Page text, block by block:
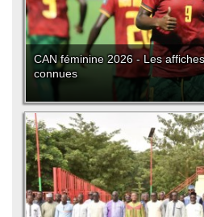
CAN féminine 2026 - Les
connues